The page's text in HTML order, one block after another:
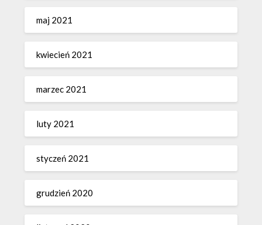
maj 2021
kwiecień 2021
marzec 2021
luty 2021
styczeń 2021
grudzień 2020